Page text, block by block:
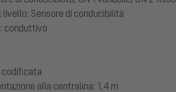
Sensore di conducibilità
conduttivo
codificata
alla centralina: 1,4 m